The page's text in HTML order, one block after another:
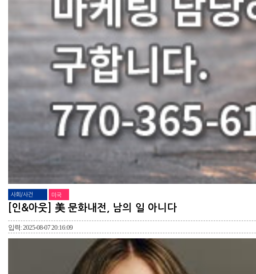
사회/사건 미국
[인&아웃] 美 문화내전, 남의 일 아니다
입력: 2025-08-07 20:16:09